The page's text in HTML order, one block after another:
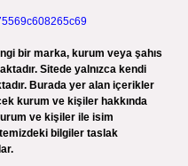
bir marka, kurum veya şahıs
Sitede yalnızca kendi
Burada yer alan içerikler
kurum ve kişiler hakkında
ve kişiler ile isim
bilgiler taslak